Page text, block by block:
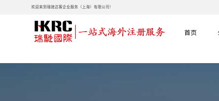
欢迎来到瑞驰达客企业服务（上海）有限公司!
首页